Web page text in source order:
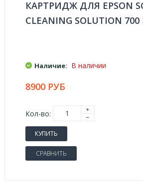
КАРТРИДЖ ДЛЯ EPSON
CLEANING SOLUTION
Наличие: В наличии
8900 РУБ
Кол-во:
КУПИТЬ
СРАВНИТЬ